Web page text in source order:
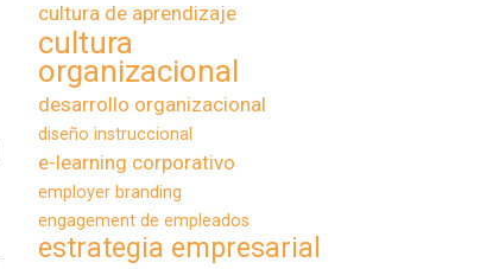
cultura de aprendizaje
cultura
organizacional
desarrollo organizacional
diseño instruccional
e-learning corporativo
employer branding
engagement de empleados
estrategia empresarial